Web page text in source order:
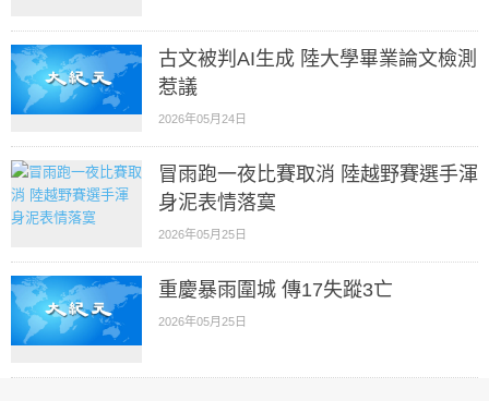
古文被判AI生成 陸大學畢業論文檢測
惹議
2026年05月24日
冒雨跑一夜比賽取消 陸越野賽選手渾
身泥表情落寞
2026年05月25日
重慶暴雨圍城 傳17失蹤3亡
2026年05月25日